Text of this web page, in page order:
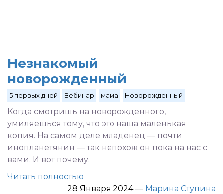
Незнакомый
новорожденный
5 первых дней Вебинар мама Новорожденный
Когда смотришь на новорожденного,
умиляешься тому, что это наша маленькая
копия. На самом деле младенец — почти
инопланетянин — так непохож он пока на нас с
вами. И вот почему.
Читать полностью
28 Января 2024— Марина Ступина